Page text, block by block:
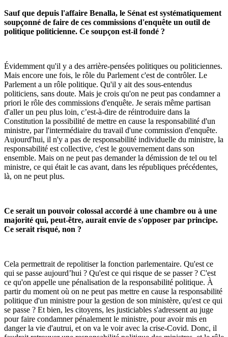
Sauf que depuis l'affaire Benalla, le Sénat est systématiquement
soupçonné de faire de ces commissions d'enquête un outil de
politique politicienne. Ce soupçon est-il fondé ?
Évidemment qu'il y a des arrière-pensées politiques ou politiciennes.
Mais encore une fois, le rôle du Parlement c'est de contrôler. Le
Parlement a un rôle politique. Qu'il y ait des sous-entendus
politiciens, sans doute. Mais je crois qu'on ne peut pas condamner a
priori le rôle des commissions d'enquête. Je serais même partisan
d'aller un peu plus loin, c’est-à-dire de réintroduire dans la
Constitution la possibilité de mettre en cause la responsabilité d'un
ministre, par l'intermédiaire du travail d'une commission d'enquête.
Aujourd'hui, il n'y a pas de responsabilité individuelle du ministre, la
responsabilité est collective, c'est le gouvernement dans son
ensemble. Mais on ne peut pas demander la démission de tel ou tel
ministre, ce qui était le cas avant, dans les républiques précédentes,
là, on ne peut plus.
Ce serait un pouvoir colossal accordé à une chambre ou à une
majorité qui, peut-être, aurait envie de s'opposer par principe.
Ce serait risqué, non ?
Cela permettrait de repolitiser la fonction parlementaire. Qu'est ce
qui se passe aujourd’hui ? Qu'est ce qui risque de se passer ? C'est
ce qu'on appelle une pénalisation de la responsabilité politique. À
partir du moment où on ne peut pas mettre en cause la responsabilité
politique d'un ministre pour la gestion de son ministère, qu'est ce qui
se passe ? Et bien, les citoyens, les justiciables s'adressent au juge
pour faire condamner pénalement le ministre, pour avoir mis en
danger la vie d'autrui, et on va le voir avec la crise-Covid. Donc, il